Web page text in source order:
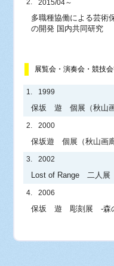
2015/04～
多職種協働による芸術
の開発 国内共同研究
展覧会・演奏会・競技
1. 1999
保坂 遊 個展（秋山画
2. 2000
保坂遊 個展（秋山画
3. 2002
Lost of Range 二人展
4. 2006
保坂 遊 彫刻展 -森の